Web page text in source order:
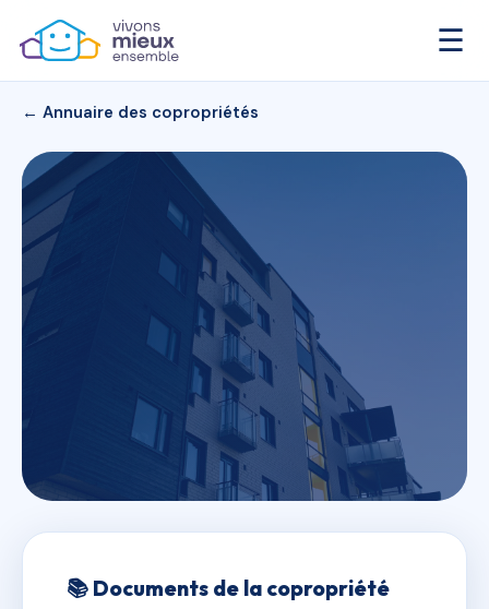
☰
← Annuaire des copropriétés
L'ATHENA
📚 Documents de la copropriété